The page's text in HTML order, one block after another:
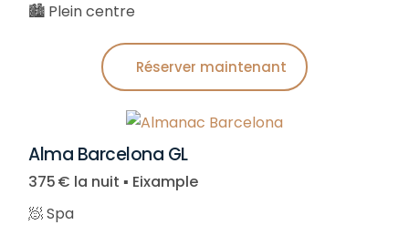
🏙️ Plein centre
Réserver maintenant
Alma Barcelona GL
375 € la nuit ▪︎ Eixample
🧖 Spa